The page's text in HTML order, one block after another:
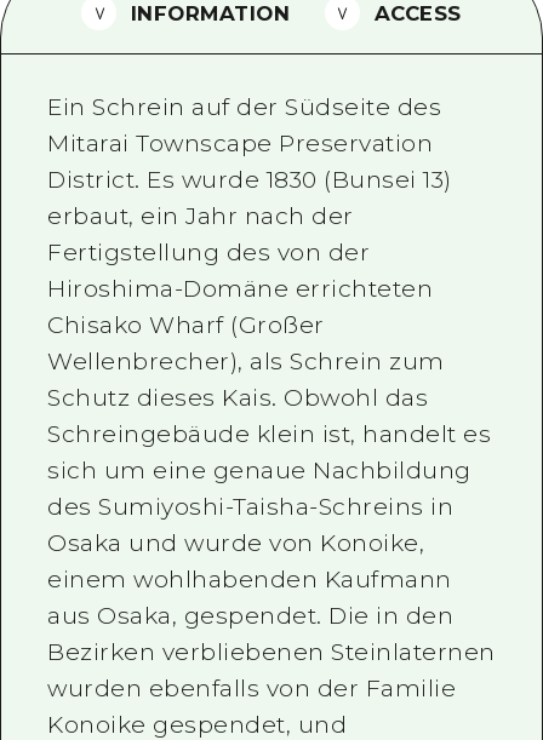
FAQs
Foto-Download
INFORMATION ACCESS
Ein Schrein auf der Südseite des
Mitarai Townscape Preservation
District. Es wurde 1830 (Bunsei 13)
erbaut, ein Jahr nach der
Fertigstellung des von der
Hiroshima-Domäne errichteten
Chisako Wharf (Großer
Wellenbrecher), als Schrein zum
Schutz dieses Kais. Obwohl das
Schreingebäude klein ist, handelt es
sich um eine genaue Nachbildung
des Sumiyoshi-Taisha-Schreins in
Osaka und wurde von Konoike,
einem wohlhabenden Kaufmann
aus Osaka, gespendet. Die in den
Bezirken verbliebenen Steinlaternen
wurden ebenfalls von der Familie
Konoike gespendet, und